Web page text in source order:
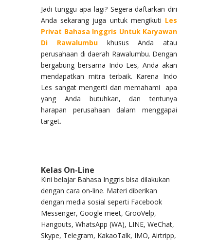
Jadi tunggu apa lagi? Segera daftarkan diri
Anda sekarang juga untuk mengikuti Les
Privat Bahasa Inggris Untuk Karyawan
Di Rawalumbu khusus Anda atau
perusahaan di daerah Rawalumbu. Dengan
bergabung bersama Indo Les, Anda akan
mendapatkan mitra terbaik. Karena Indo
Les sangat mengerti dan memahami apa
yang Anda butuhkan, dan tentunya
harapan perusahaan dalam menggapai
target.
Kelas On-Line
Kini belajar Bahasa Inggris bisa dilakukan
dengan cara on-line. Materi diberikan
dengan media sosial seperti Facebook
Messenger, Google meet, GrooVelp,
Hangouts, WhatsApp (WA), LINE, WeChat,
Skype, Telegram, KakaoTalk, IMO, Airtripp,